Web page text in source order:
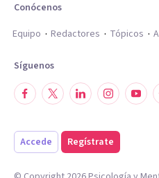
Conócenos
Equipo
Redactores Tópicos
Síguenos
Accede Regístrate